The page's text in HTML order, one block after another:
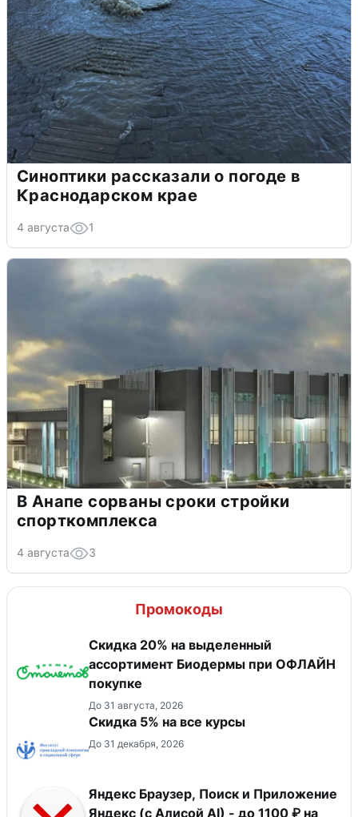
Синоптики рассказали о погоде в
Краснодарском крае
4 августа 1
В Анапе сорваны сроки стройки
спорткомплекса
4 августа 3
Промокоды
Скидка 20% на выделенный
ассортимент Биодермы при ОФЛАЙН
покупке
До 31 августа, 2026
Скидка 5% на все курсы
До 31 декабря, 2026
Яндекс Браузер, Поиск и Приложение
Яндекс (с Алисой AI) - до 1100 ₽ на